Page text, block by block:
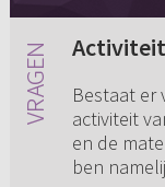
Bestaat er
activiteit
en de
ben